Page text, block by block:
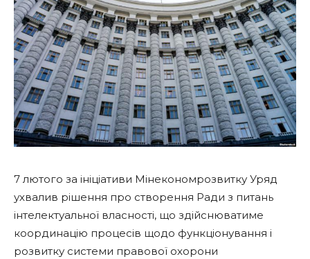
7 лютого за ініціативи Мінекономрозвитку Уряд
ухвалив рішення про створення Ради з питань
інтелектуальної власності, що здійснюватиме
координацію процесів щодо функціонування і
розвитку системи правової охорони